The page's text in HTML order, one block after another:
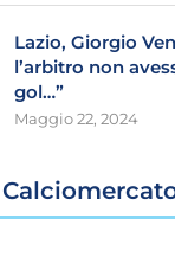
Lazio, Giorgio
l’arbitro non
gol…”
Maggio 22, 2024